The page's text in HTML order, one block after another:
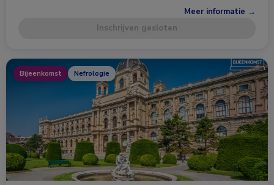
Meer informatie →
Inschrijven gesloten
Bijeenkomst Nefrologie